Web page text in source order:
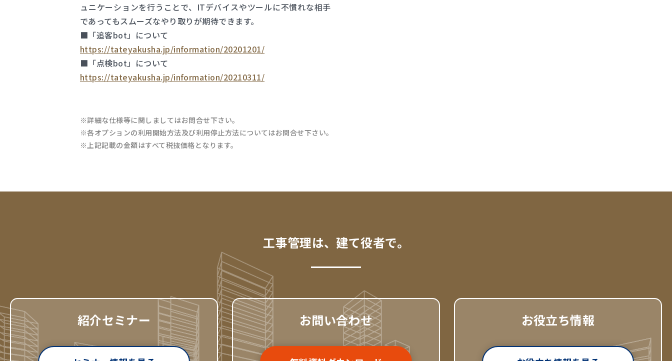
ュニケーションを行うことで、ITデバイスやツールに不慣れな相手
であってもスムーズなやり取りが期待できます。
■「追客bot」について
https://tateyakusha.jp/information/20201201/
■「点検bot」について
https://tateyakusha.jp/information/20210311/
※詳細な仕様等に関しましてはお問合せ下さい。
※各オプションの利用開始方法及び利用停止方法についてはお問合せ下さい。
※上記記載の金額はすべて税抜価格となります。
工事管理は、建て役者で。
紹介セミナー お問い合わせ お役立ち情報